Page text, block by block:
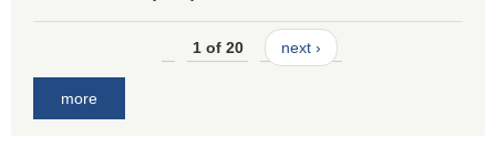
1 of 20 next ›
more